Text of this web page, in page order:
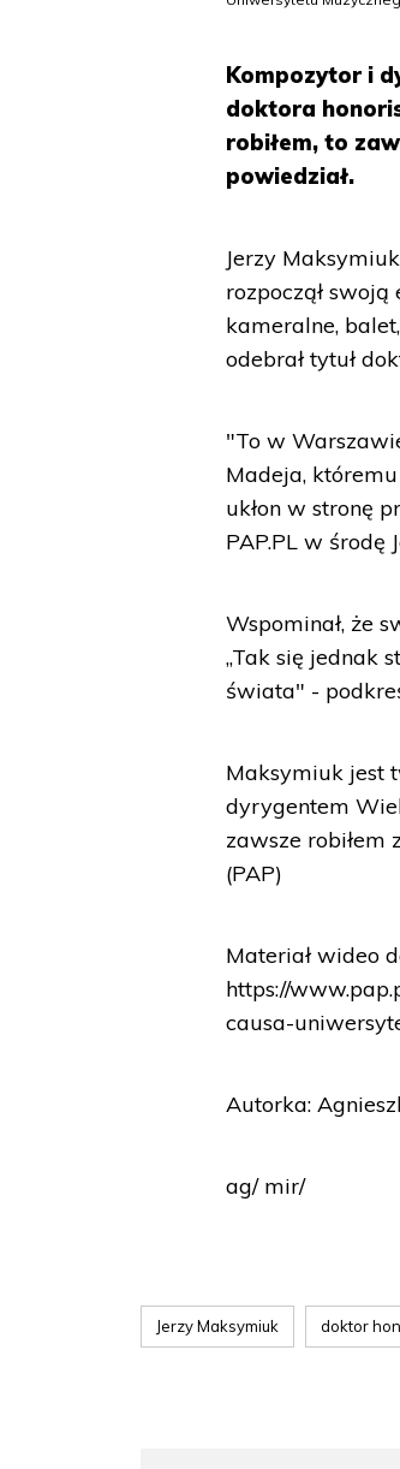
Kompozytor i
doktora
robiłem, to
powiedział.
Jerzy
rozpoczął
kameralne,
odebrał tytuł
"To w
Madeja,
ukłon w stronę
PAP.PL w środę
Wspominał, że
„Tak się jednak
świata" -
Maksymiuk jest
dyrygentem
zawsze
(PAP)
Materiał wideo
https://
causa-
Autorka:
ag/ mir/
Jerzy Maksymiuk doktor